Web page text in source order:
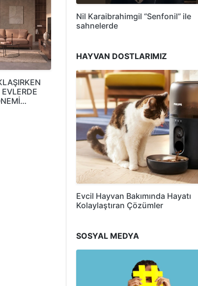
Nil Karaibrahimgil “Senfonil” ile
sahnelerde
HAYVAN DOSTLARIMIZ
Evcil Hayvan Bakımında Hayatı
Kolaylaştıran Çözümler
SOSYAL MEDYA